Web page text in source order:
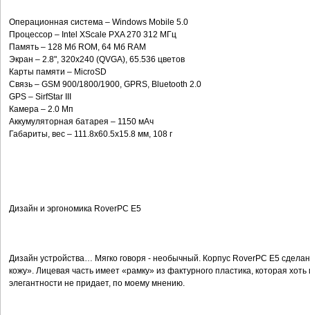
Операционная система – Windows Mobile 5.0
Процессор – Intel XScale PXA 270 312 МГц
Память – 128 Мб ROM, 64 Мб RAM
Экран – 2.8", 320x240 (QVGA), 65.536 цветов
Карты памяти – MicroSD
Связь – GSM 900/1800/1900, GPRS, Bluetooth 2.0
GPS – SirfStar III
Камера – 2.0 Мп
Аккумуляторная батарея – 1150 мАч
Габариты, вес – 111.8х60.5х15.8 мм, 108 г
Дизайн и эргономика RoverPC E5
Дизайн устройства… Мягко говоря - необычный. Корпус RoverPC E5
кожу». Лицевая часть имеет «рамку» из фактурного пластика, которая
элегантности не придает, по моему мнению.